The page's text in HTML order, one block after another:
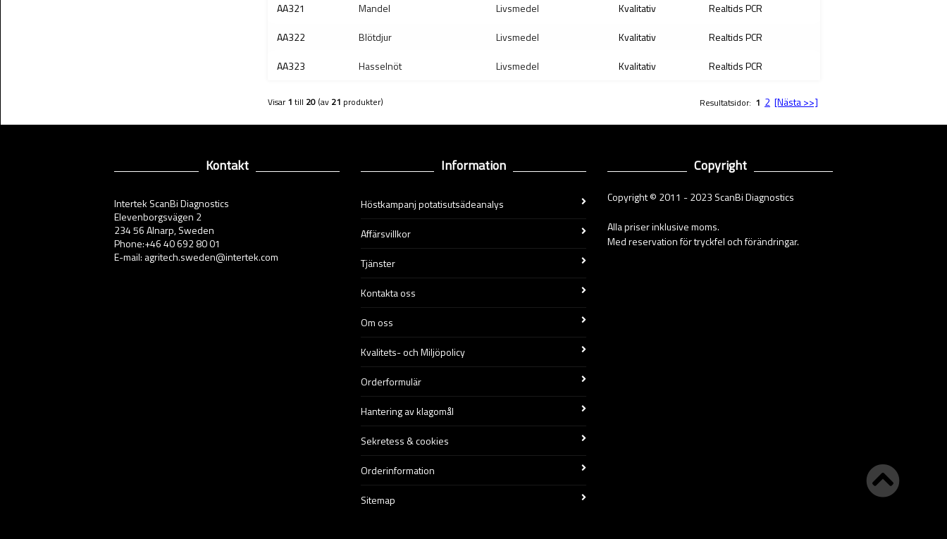
AA321
Mandel Livsmedel Kvalitativ
Realtids PCR
AA322
Blötdjur Livsmedel Kvalitativ
Realtids PCR
AA323
Hasselnöt Livsmedel Kvalitativ Realtids PCR
Visar1 till 20 (av 21 produkter) Resultatsidor: 1 2 [Nästa >>]
Kontakt
Intertek ScanBi Diagnostics
Elevenborgsvägen 2
234 56 Alnarp, Sweden
Phone:+46 40 692 80 01
E-mail: agritech.sweden@intertek.com
Information
Höstkampanj potatisutsädeanalys
Affärsvillkor
Tjänster
Kontakta oss
Om oss
Kvalitets- och Miljöpolicy
Orderformulär
Hantering av klagomål
Sekretess & cookies
Orderinformation
Sitemap
Copyright
Copyright © 2011 - 2023 ScanBi Diagnostics
Alla priser inklusive moms.
Med reservation för tryckfel och förändringar.